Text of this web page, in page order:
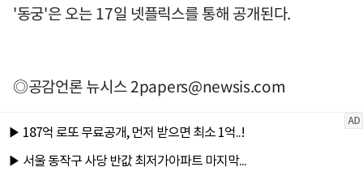
'동궁'은 오는 17일 넷플릭스를 통해 공개된다.
◎공감언론 뉴시스2papers@newsis.com